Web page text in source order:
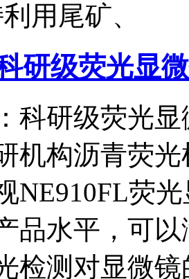
用尾矿、
研级荧光显
科研级荧光
机构沥青荧
NE910FL荧
品水平，可
检测对显微